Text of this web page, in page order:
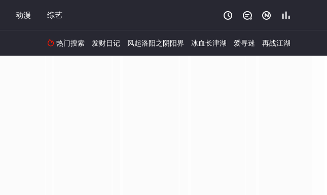
动漫 综艺    
 热门搜索 发财日记 风起洛阳之阴阳界 冰血长津湖 爱寻迷 再战江湖